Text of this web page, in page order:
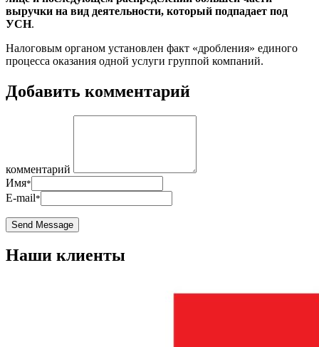
выручки на вид деятельности, который подпадает под
УСН.
Налоговым органом установлен факт «дробления» единого
процесса оказания одной услуги группой компаний.
Добавить комментарий
комментарий
Имя*
E-mail*
Наши клиенты